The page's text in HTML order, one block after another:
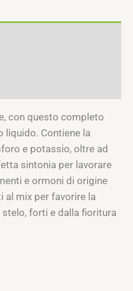
con questo completo
liquido. Contiene la
e potassio, oltre ad
sintonia per lavorare
e ormoni di origine
al mix per favorire la
forti e dalla fioritura